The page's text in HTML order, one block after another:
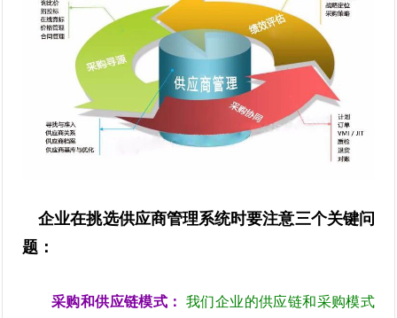
企业在挑选供应商管理系统时要注意三个关键问
题：
采购和供应链模式：
我们企业的供应链和采购模式